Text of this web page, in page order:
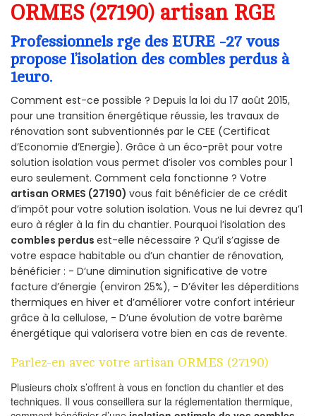
ORMES (27190) artisan RGE
Professionnels rge des EURE -27 vous
propose l’isolation des combles perdus à
1euro.
Comment est-ce possible ? Depuis la loi du 17 août 2015,
pour une transition énergétique réussie, les travaux de
rénovation sont subventionnés par le CEE (Certificat
d’Economie d’Energie). Grâce à un éco-prêt pour votre
solution isolation vous permet d’isoler vos combles pour 1
euro seulement. Comment cela fonctionne ? Votre
artisan ORMES (27190) vous fait bénéficier de ce crédit
d’impôt pour votre solution isolation. Vous ne lui devrez qu’1
euro à régler à la fin du chantier. Pourquoi l’isolation des
combles perdus est-elle nécessaire ? Qu’il s’agisse de
votre espace habitable ou d’un chantier de rénovation,
bénéficier : - D’une diminution significative de votre
facture d’énergie (environ 25%), - D’éviter les déperditions
thermiques en hiver et d’améliorer votre confort intérieur
grâce à la cellulose, - D’une évolution de votre barème
énergétique qui valorisera votre bien en cas de revente.
Parlez-en avec votre artisan ORMES (27190)
Plusieurs choix s’offrent à vous en fonction du chantier et des
techniques. Il vous conseillera sur la réglementation thermique,